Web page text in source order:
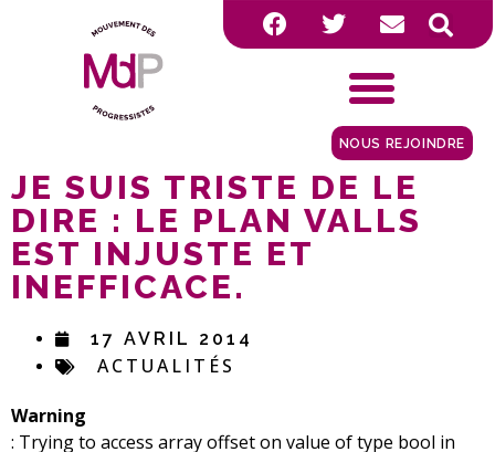
NOUS REJOINDRE
Warning
: Trying to access array offset on value of type bool in
JE SUIS TRISTE DE LE
DIRE : LE PLAN VALLS
EST INJUSTE ET
INEFFICACE.
17 AVRIL 2014
ACTUALITÉS